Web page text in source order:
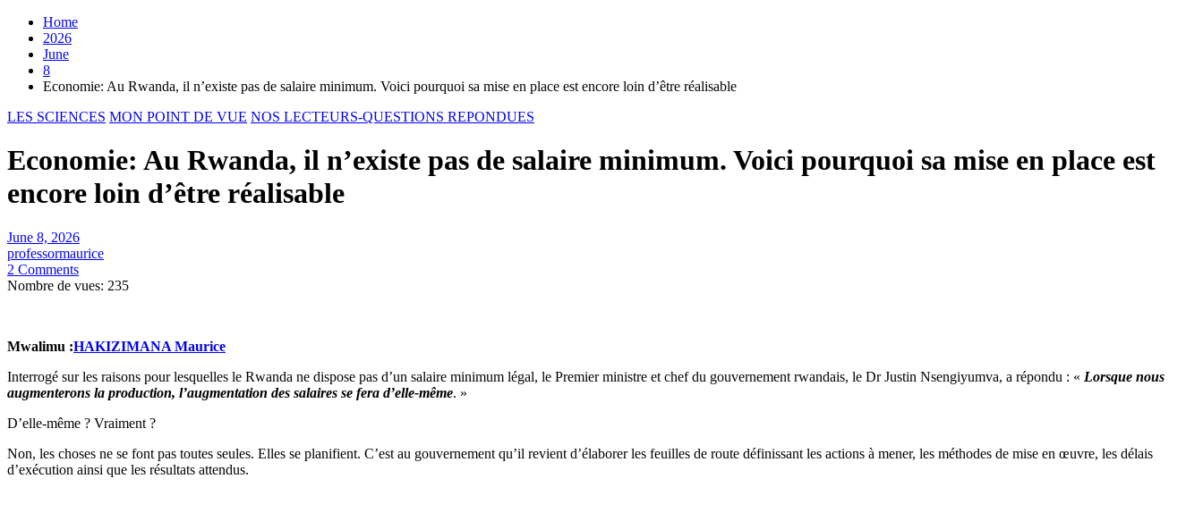
Home
2026
June
8
Economie: Au Rwanda, il n’existe pas de salaire minimum. Voici pourquoi sa mise en place est encore loin d’être réalisable
LES SCIENCES MON POINT DE VUE NOS LECTEURS-QUESTIONS REPONDUES
Economie: Au Rwanda, il n’existe pas de salaire minimum. Voici pourquoi sa mise en place est
encore loin d’être réalisable
June 8, 2026
professormaurice
2 Comments
Nombre de vues: 235
Mwalimu :HAKIZIMANA Maurice
Interrogé sur les raisons pour lesquelles le Rwanda ne dispose pas d’un salaire minimum légal, le Premier ministre et chef du gouvernement rwandais, le Dr Justin Nsengiyumva, a répondu : « Lorsque nous
augmenterons la production, l’augmentation des salaires se fera d’elle-même. »
D’elle-même ? Vraiment ?
Non, les choses ne se font pas toutes seules. Elles se planifient. C’est au gouvernement qu’il revient d’élaborer les feuilles de route définissant les actions à mener, les méthodes de mise en œuvre, les délais
d’exécution ainsi que les résultats attendus.